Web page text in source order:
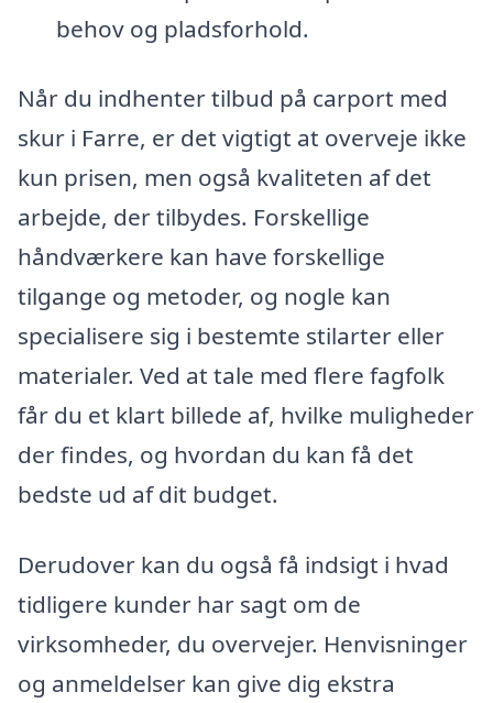
behov og pladsforhold.
Når du indhenter tilbud på carport med
skur i Farre, er det vigtigt at overveje ikke
kun prisen, men også kvaliteten af det
arbejde, der tilbydes. Forskellige
håndværkere kan have forskellige
tilgange og metoder, og nogle kan
specialisere sig i bestemte stilarter eller
materialer. Ved at tale med flere fagfolk
får du et klart billede af, hvilke muligheder
der findes, og hvordan du kan få det
bedste ud af dit budget.
Derudover kan du også få indsigt i hvad
tidligere kunder har sagt om de
virksomheder, du overvejer. Henvisninger
og anmeldelser kan give dig ekstra